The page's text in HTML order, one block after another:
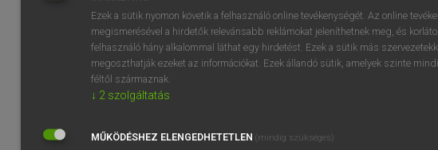
BELÉPÉS
próbaverziójának
regisztrálok és
REGISZTRÁCIÓ
Ezek a sütik nyomon követik a felhasználó online tevékenységét. Az online
megismerésével a hirdetők relevánsabb reklámokat jeleníthetnek meg, és
felhasználó hány alkalommal láthat egy hirdetést. Ezek a sütik más
megoszthatják ezeket az információkat. Ezek állandó sütik, amelyek szinte
féltől származnak.
↓ 2 szolgáltatás
MŰKÖDÉSHEZ ELENGEDHETETLEN (mindig szükséges)